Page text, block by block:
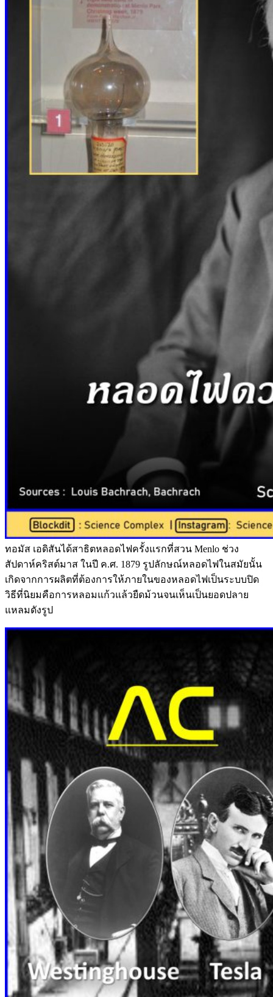
ทอมัส เอดิสันได้สาธิตหลอดไฟครั้งแรกที่สวน Menlo ช่วง
สัปดาห์คริสต์มาส ในปี ค.ศ. 1879 รูปลักษณ์หลอดไฟในสมัยนั้น
เกิดจากการผลิตที่ต้องการให้ภายในของหลอดไฟเป็นระบบปิด
วิธีที่นิยมคือการหลอมแก้วแล้วยืดม้วนจนเห็นเป็นยอดปลาย
แหลมดังรูป